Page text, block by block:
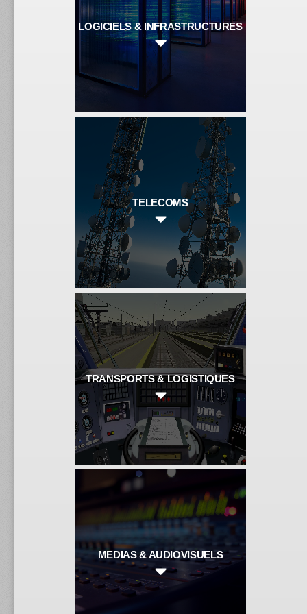
LOGICIELS & INFRASTRUCTURES
TELECOMS
TRANSPORTS & LOGISTIQUES
MEDIAS & AUDIOVISUELS